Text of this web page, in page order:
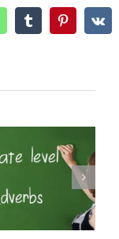
WhatsAppTumblr PinterestVk
B2 Perfect Modal